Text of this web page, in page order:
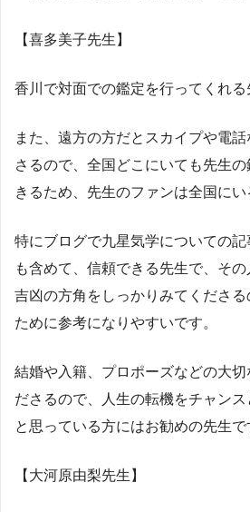
【喜多美子先生】
香川で対面での鑑定を行ってくれる
また、遠方の方だとスカイプや電
さるので、全国どこにいても先生
きるため、先生のファンは全国にい
特にブログで九星気学についての
も含めて、信頼できる先生で、そ
吉凶の方角をしっかりみてくださ
ために参考になりやすいです。
結婚や入籍、プロポーズなどの大切
ださるので、人生の転機をチャン
と思っている方にはお勧めの先生で
【大河原由梨先生】